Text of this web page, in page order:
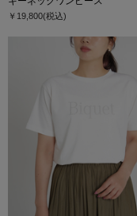
￥19,800(税込)